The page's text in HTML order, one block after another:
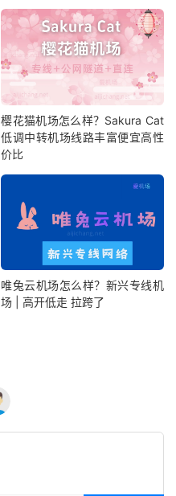
樱花猫机场怎么样？Sakura Cat
低调中转机场线路丰富便宜高性
价比
唯兔云机场怎么样？新兴专线机
场 | 高开低走 拉跨了